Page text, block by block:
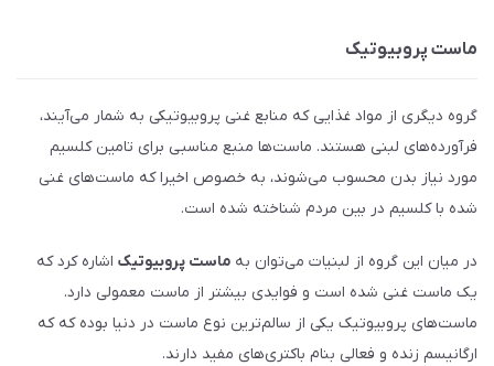
ماست پروبیوتیک
گروه دیگری از مواد غذایی که منابع غنی پروبیوتیکی به شمار می‌آیند،
فرآورده‌های لبنی هستند. ماست‌ها منبع مناسبی برای تامین کلسیم
مورد نیاز بدن محسوب می‌شوند، به خصوص اخیرا که ماست‌های غنی
شده با کلسیم در بین مردم شناخته شده است.
در میان این گروه از لبنیات می‌توان به ماست‌ پروبیوتیک اشاره کرد که
یک ماست غنی شده است و فوایدی بیشتر از ماست معمولی دارد.
ماست‌های پروبیوتیک یکی از سالم‌ترین نوع ماست در دنیا بوده که که
ارگانیسم زنده و فعالی بنام باکتری‌های مفید دارند.